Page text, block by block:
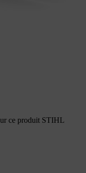
ce produit STIHL